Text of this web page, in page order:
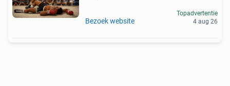
Bezoek website
Topadvertentie
4 aug 26